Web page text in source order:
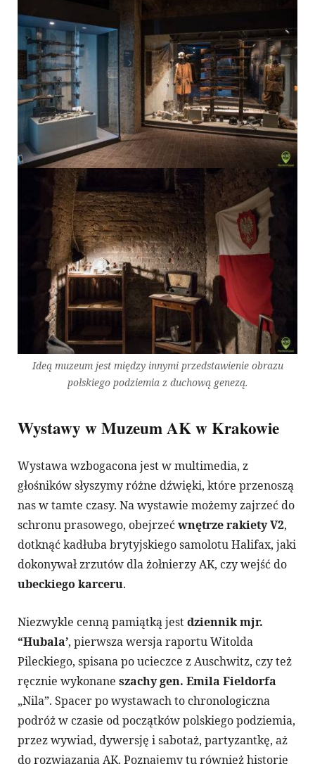
Ideą muzeum jest między innymi przedstawienie obrazu
polskiego podziemia z duchową genezą.
Wystawy w Muzeum AK w Krakowie
Wystawa wzbogacona jest w multimedia, z
głośników słyszymy różne dźwięki, które przenoszą
nas w tamte czasy. Na wystawie możemy zajrzeć do
schronu prasowego, obejrzećwnętrze rakiety V2,
dotknąć kadłuba brytyjskiego samolotu Halifax, jaki
dokonywał zrzutów dla żołnierzy AK, czy wejść do
ubeckiego karceru.
Niezwykle cenną pamiątką jestdziennik mjr.
“Hubala’, pierwsza wersja raportu Witolda
Pileckiego, spisana po ucieczce z Auschwitz, czy też
ręcznie wykonane szachy gen. Emila Fieldorfa
„Nila”. Spacer po wystawach to chronologiczna
podróż w czasie od początków polskiego podziemia,
przez wywiad, dywersję i sabotaż, partyzantkę, aż
do rozwiązania AK. Poznajemy tu również historię